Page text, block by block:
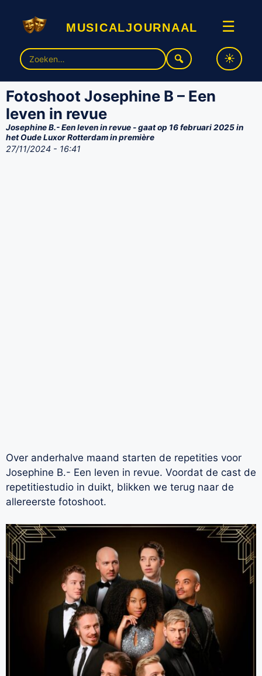
musicaljournaal ☰
Zoek
naar:
Fotoshoot Josephine B – Een
leven in revue
Josephine B.- Een leven in revue - gaat op 16 februari 2025 in
het Oude Luxor Rotterdam in première
27/11/2024 - 16:41
Over anderhalve maand starten de repetities voor
Josephine B.- Een leven in revue. Voordat de cast de
repetitiestudio in duikt, blikken we terug naar de
allereerste fotoshoot.